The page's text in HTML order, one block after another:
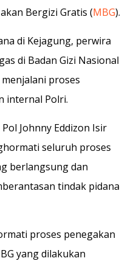
Bergizi Gratis (MBG).
di Kejagung, perwira
di Badan Gizi Nasional
proses
internal Polri.
Johnny Eddizon Isir
seluruh proses
berlangsung dan
tindak pidana
proses penegakan
yang dilakukan